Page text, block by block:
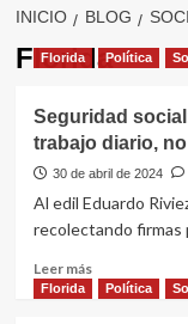
INICIO BLOG
Florida
Florida Política
Seguridad
trabajo diario,
30 de abril de 2024
Al edil Eduardo
recolectando firmas
Leer másLeer
más
Florida Política